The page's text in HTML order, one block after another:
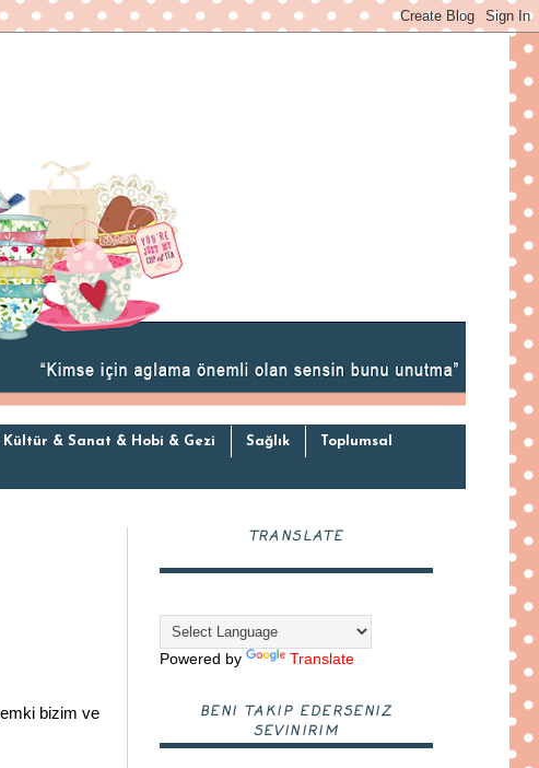
Kültür & Sanat & Hobi & Gezi Sağlık Toplumsal
bizim ve
TRANSLATE
Powered by Translate
BENI TAKIP EDERSENIZ
SEVINIRIM